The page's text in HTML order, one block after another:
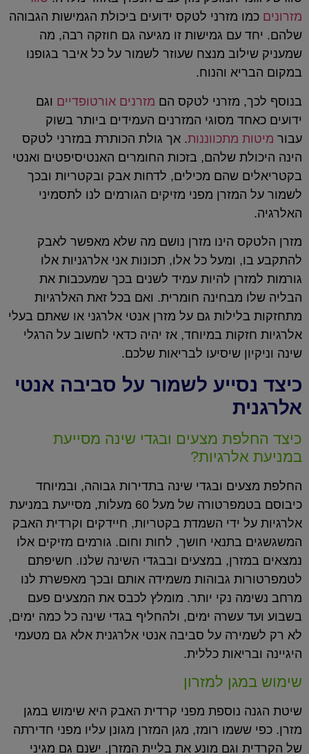
מזרונים כמו מזרני לטקס ידועים ביכולת הגמישות הגבוהה
שלהם. יחד עם גמישות זו מגיעה גם חוזקה רבה, מה
שמעניק שילוב מנצח שעוזר לשמור על כל איבר בגופנו
במקום הבריא והנוח.
בנוסף לכך, מזרני לטקס הם מזרנים אורטופדיים וגם
ידועים כאחד מסוגי המזרנים העמידים ביותר בשוק
עבור מיטות מתכווננות. אך גולת הכותרת במזרני לטקס
הינה היכולת שלהם, בזכות החומרים האנטיסיפטים ואנטי
בקטריאלים שהם מכילים, לדחות אבק ובקטריות ובכך
לשמור על המזרן מפני מזיקים הגורמים לנו לתסמיני
האלרגיה.
מזרן הלטקס הינו מזרן נושם מה שלא מאפשר לאבק
להתקבע בו, ומעל כל אלו, תכונות אני אלרגניות אלו
גורמות למזרן להיות עמיד לשנים בכך שמעכבות את
הבליה שלו מבחינה חומרית. ואם בכל זאת האלרגיות
מתחזקות בלילות גם על מזרן אנטי אלרגני או שאתם בעלי
אלרגיות חזקות במיוחד, אז יהיה כדאי לחשוב על הרגלי
שינה וניקיון שיסיעו לבריאות שלכם.
כיצד נסייע לשמור על סביבה אנטי
אלרגנית
כיצד החלפת מצעים ובגדי שינה מסייעת
במניעת אלרגיות?
החלפת מצעים ובגדי שינה בתדירות גבוהה, ובמיוחד
כיבוסם בטמפרטורה של מעל 60 מעלות, מסייעת במניעת
אלרגיות על ידי השמדת בקטריות, חיידקים וקרדית האבק
המשגשגים בתנאי חושך, לחות וחום. גורמים מזיקים אלו
נמצאים במזרן, במצעים ובבגדי השינה שלנו. חשיפתם
לטמפרטורות גבוהות משמידה אותם ובכך מאפשרת לנו
מרחב נשימה נקי יותר. מומלץ לכבס את המצעים פעם
בשבוע ועד עשרה ימים, ולהחליף בגדי שינה כל כמה ימים,
לא רק לשמירה על סביבה אנטי אלרגנית אלא גם מטעמי
היגיינה ובריאות כללית.
שימוש במגן למזרון
שיטת הגנה נוספת מפני קרדית האבק היא שימוש במגן
מזרן. כפי ששמו רומז, מגן המזרן מגונן עליו מפני חדירתה
של הקרדית וגם מונע את בליית המזרן. ישנם גם מגיני